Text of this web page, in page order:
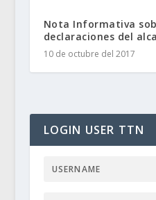
Nota Informativa
declaraciones del
10 de octubre del 2017
LOGIN USER TTN